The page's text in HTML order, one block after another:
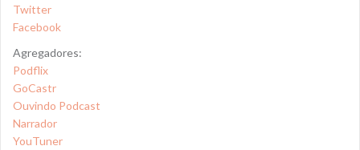
Twitter
Facebook
Agregadores:
Podflix
GoCastr
Ouvindo Podcast
Narrador
YouTuner